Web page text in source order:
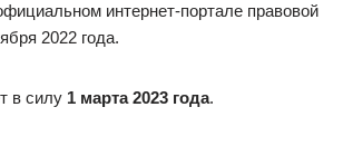
интернет-портале правовой
2022 года.
в силу 1 марта 2023 года.